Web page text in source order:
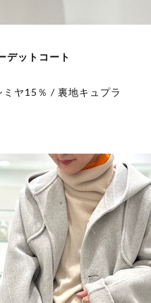
デットコート
ヤ15％ / 裏地キュプラ